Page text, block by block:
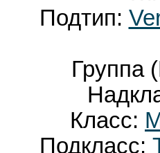
Подтип:
Группа
Класс:
Подкласс: